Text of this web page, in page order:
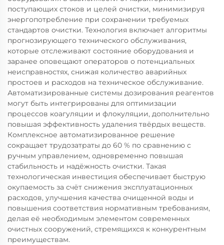
поступающих стоков и целей очистки, минимизируя
энергопотребление при сохранении требуемых
стандартов очистки. Технология включает алгоритмы
прогнозирующего технического обслуживания,
которые отслеживают состояние оборудования и
заранее оповещают операторов о потенциальных
неисправностях, снижая количество аварийных
простоев и расходов на техническое обслуживание.
Автоматизированные системы дозирования реагентов
могут быть интегрированы для оптимизации
процессов коагуляции и флокуляции, дополнительно
повышая эффективность удаления твёрдых веществ.
Комплексное автоматизированное решение
сокращает трудозатраты до 60 % по сравнению с
ручным управлением, одновременно повышая
стабильность и надёжность очистки. Такая
технологическая инвестиция обеспечивает быструю
окупаемость за счёт снижения эксплуатационных
расходов, улучшения качества очищенной воды и
повышения соответствия нормативным требованиям,
делая её необходимым элементом современных
очистных сооружений, стремящихся к конкурентным
преимуществам.